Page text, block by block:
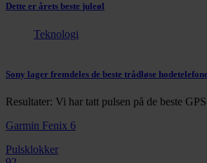
Dette er årets beste juleøl
Teknologi
Sony lager fremdeles de beste trådløse
Resultater: Vi har tatt pulsen på de beste
Garmin Fenix 6
Pulsklokker